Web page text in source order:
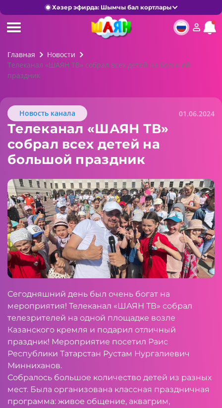
Хәзер эфирда: Шымчы бал кортлары
Главная
Новости
Телеканал «ШАЯН ТВ» собрал всех детей на большой
праздник
Новость канала 01.06.2024
Телеканал «ШАЯН ТВ»
собрал всех детей на
большой праздник
Сегодняшний день был очень богат на
мероприятия! Телеканал «ШАЯН ТВ» собрал
телезрителей на одной площадке возле
Казанского кремля и подарил отличный
праздник! Мероприятие посетил Раис
Республики Татарстан Рустам Нургалиевич
Минниханов.
Собралось большое количество детей из разных
мест. Была организована классная праздничная
программа: живое общение, аквагрим,